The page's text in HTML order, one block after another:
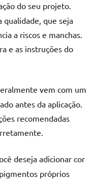
do seu projeto.
qualidade, que seja
a riscos e manchas.
e as instruções do
vem com um
antes da aplicação.
recomendadas
deseja adicionar cor
próprios